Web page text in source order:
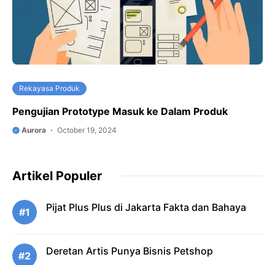
Rekayasa Produk
Pengujian Prototype Masuk ke Dalam Produk
Aurora October 19, 2024
Artikel Populer
#1 Pijat Plus Plus di Jakarta Fakta dan Bahaya
#2 Deretan Artis Punya Bisnis Petshop